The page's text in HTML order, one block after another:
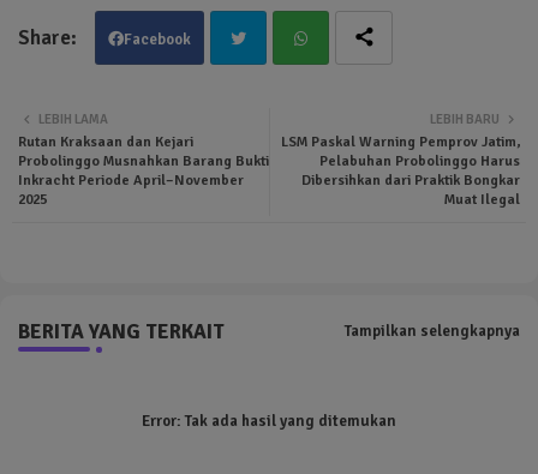
Facebook
tsa
LEBIH BARU
LSM Paskal Warning Pemprov Jatim,
Pelabuhan Probolinggo Harus
Dibersihkan dari Praktik Bongkar
Muat Ilegal
LEBIH LAMA
Rutan Kraksaan dan Kejari
Probolinggo Musnahkan Barang Bukti
Inkracht Periode April–November
2025
BERITA YANG TERKAIT Tampilkan selengkapnya
Error:Tak ada hasil yang ditemukan